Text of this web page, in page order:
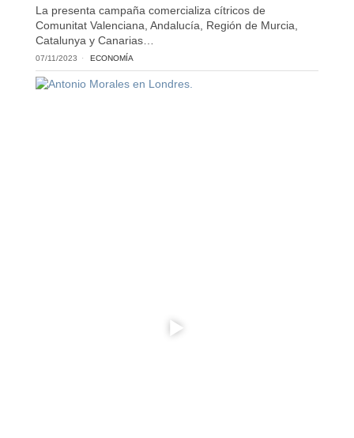
La presenta campaña comercializa cítricos de
Comunitat Valenciana, Andalucía, Región de Murcia,
Catalunya y Canarias…
07/11/2023 ECONOMÍA